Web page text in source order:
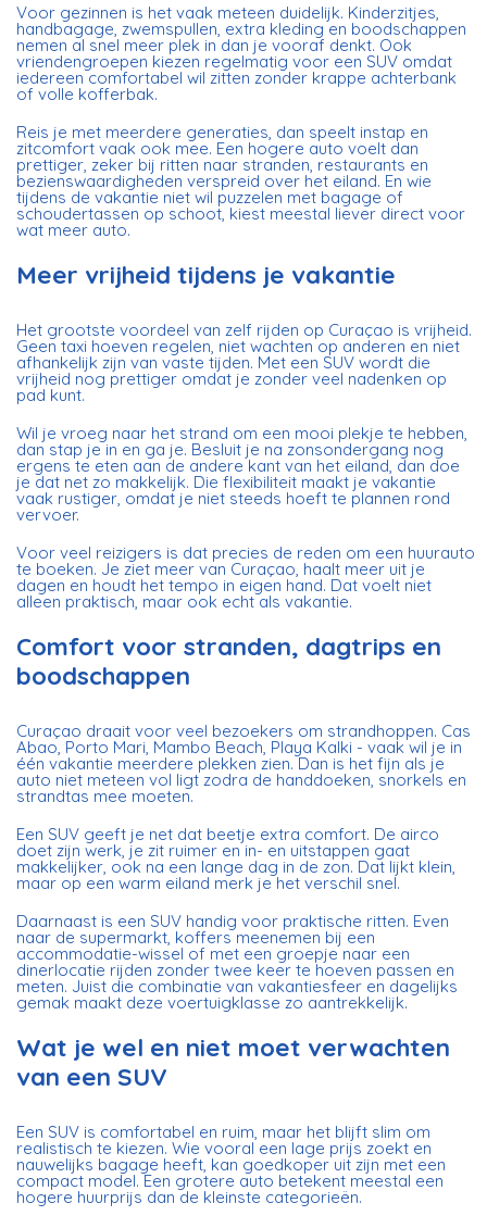
Voor gezinnen is het vaak meteen duidelijk. Kinderzitjes,
handbagage, zwemspullen, extra kleding en boodschappen
nemen al snel meer plek in dan je vooraf denkt. Ook
vriendengroepen kiezen regelmatig voor een SUV omdat
iedereen comfortabel wil zitten zonder krappe achterbank
of volle kofferbak.
Reis je met meerdere generaties, dan speelt instap en
zitcomfort vaak ook mee. Een hogere auto voelt dan
prettiger, zeker bij ritten naar stranden, restaurants en
bezienswaardigheden verspreid over het eiland. En wie
tijdens de vakantie niet wil puzzelen met bagage of
schoudertassen op schoot, kiest meestal liever direct voor
wat meer auto.
Meer vrijheid tijdens je vakantie
Het grootste voordeel van zelf rijden op Curaçao is vrijheid.
Geen taxi hoeven regelen, niet wachten op anderen en niet
afhankelijk zijn van vaste tijden. Met een SUV wordt die
vrijheid nog prettiger omdat je zonder veel nadenken op
pad kunt.
Wil je vroeg naar het strand om een mooi plekje te hebben,
dan stap je in en ga je. Besluit je na zonsondergang nog
ergens te eten aan de andere kant van het eiland, dan doe
je dat net zo makkelijk. Die flexibiliteit maakt je vakantie
vaak rustiger, omdat je niet steeds hoeft te plannen rond
vervoer.
Voor veel reizigers is dat precies de reden om een huurauto
te boeken. Je ziet meer van Curaçao, haalt meer uit je
dagen en houdt het tempo in eigen hand. Dat voelt niet
alleen praktisch, maar ook echt als vakantie.
Comfort voor stranden, dagtrips en
boodschappen
Curaçao draait voor veel bezoekers om strandhoppen. Cas
Abao, Porto Mari, Mambo Beach, Playa Kalki - vaak wil je in
één vakantie meerdere plekken zien. Dan is het fijn als je
auto niet meteen vol ligt zodra de handdoeken, snorkels en
strandtas mee moeten.
Een SUV geeft je net dat beetje extra comfort. De airco
doet zijn werk, je zit ruimer en in- en uitstappen gaat
makkelijker, ook na een lange dag in de zon. Dat lijkt klein,
maar op een warm eiland merk je het verschil snel.
Daarnaast is een SUV handig voor praktische ritten. Even
naar de supermarkt, koffers meenemen bij een
accommodatie-wissel of met een groepje naar een
dinerlocatie rijden zonder twee keer te hoeven passen en
meten. Juist die combinatie van vakantiesfeer en dagelijks
gemak maakt deze voertuigklasse zo aantrekkelijk.
Wat je wel en niet moet verwachten
van een SUV
Een SUV is comfortabel en ruim, maar het blijft slim om
realistisch te kiezen. Wie vooral een lage prijs zoekt en
nauwelijks bagage heeft, kan goedkoper uit zijn met een
compact model. Een grotere auto betekent meestal een
hogere huurprijs dan de kleinste categorieën.